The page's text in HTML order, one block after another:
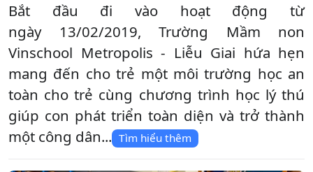
Bắt đầu đi vào hoạt động từ
ngày 13/02/2019, Trường Mầm non
Vinschool Metropolis - Liễu Giai hứa hẹn
mang đến cho trẻ một môi trường học an
toàn cho trẻ cùng chương trình học lý thú
giúp con phát triển toàn diện và trở thành
một công dân... Tìm hiểu thêm